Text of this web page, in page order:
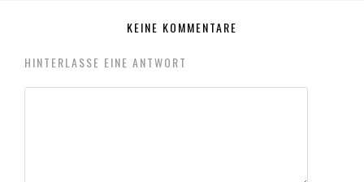
KEINE KOMMENTARE
HINTERLASSE EINE ANTWORT